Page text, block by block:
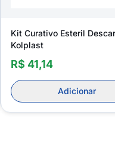
Kit Curativo Esteril
Kolplast
R$ 41,14
Adicionar